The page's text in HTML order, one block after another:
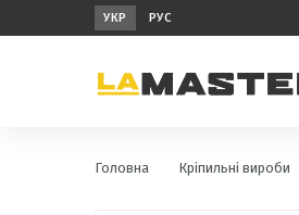
УКР РУС
Головна Кріпильні вироби